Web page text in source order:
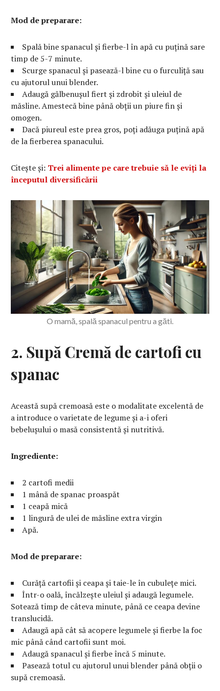
Mod de preparare:
Spală bine spanacul și fierbe-l în apă cu puțină sare
timp de 5-7 minute.
Scurge spanacul și pasează-l bine cu o furculiță sau
cu ajutorul unui blender.
Adaugă gălbenușul fiert și zdrobit și uleiul de
măsline. Amestecă bine până obții un piure fin și
omogen.
Dacă piureul este prea gros, poți adăuga puțină apă
de la fierberea spanacului.
Citește și: Trei alimente pe care trebuie să le eviți la
începutul diversificării
O mamă, spală spanacul pentru a găti.
2. Supă Cremă de cartofi cu
spanac
Această supă cremoasă este o modalitate excelentă de
a introduce o varietate de legume și a-i oferi
bebelușului o masă consistentă și nutritivă.
Ingrediente:
2 cartofi medii
1 mână de spanac proaspăt
1 ceapă mică
1 lingură de ulei de măsline extra virgin
Apă.
Mod de preparare:
Curăță cartofii și ceapa și taie-le în cubulețe mici.
Într-o oală, încălzește uleiul și adaugă legumele.
Sotează timp de câteva minute, până ce ceapa devine
translucidă.
Adaugă apă cât să acopere legumele și fierbe la foc
mic până când cartofii sunt moi.
Adaugă spanacul și fierbe încă 5 minute.
Pasează totul cu ajutorul unui blender până obții o
supă cremoasă.